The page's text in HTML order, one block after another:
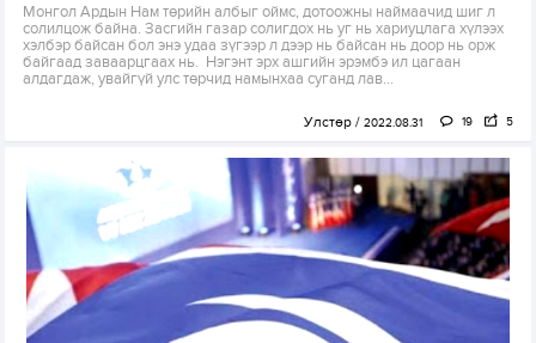
Монгол Ардын Нам төрийн албыг оймс, дотоожны наймаачид шиг л
солилцож байна. Засгийн газар солигдох нь уг нь хариуцлага хүлээх
хэлбэр байсан бол энэ удаа зүгээр л дээр нь байсан нь доор нь орж
байгаад заваарцгаах нь. Нэгэнт эрх ашгийн эрэмбэ ил цагаан
алдагдаж, увайгүй улс төрчид намынхаа суганд лав...
Улстөр 2022.08.31 19 5